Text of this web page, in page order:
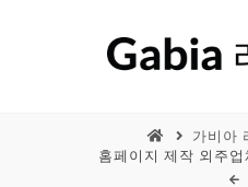
가비아
홈페이지 제작 외주